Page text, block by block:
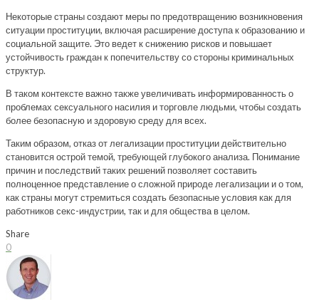
Некоторые страны создают меры по предотвращению возникновения
ситуации проституции, включая расширение доступа к образованию и
социальной защите. Это ведет к снижению рисков и повышает
устойчивость граждан к попечительству со стороны криминальных
структур.
В таком контексте важно также увеличивать информированность о
проблемах сексуального насилия и торговле людьми, чтобы создать
более безопасную и здоровую среду для всех.
Таким образом, отказ от легализации проституции действительно
становится острой темой, требующей глубокого анализа. Понимание
причин и последствий таких решений позволяет составить
полноценное представление о сложной природе легализации и о том,
как страны могут стремиться создать безопасные условия как для
работников секс-индустрии, так и для общества в целом.
Share
0